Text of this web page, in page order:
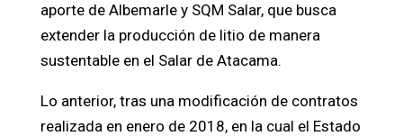
aporte de Albemarle y SQM Salar, que busca
extender la producción de litio de manera
sustentable en el Salar de Atacama.
Lo anterior, tras una modificación de contratos
realizada en enero de 2018, en la cual el Estado